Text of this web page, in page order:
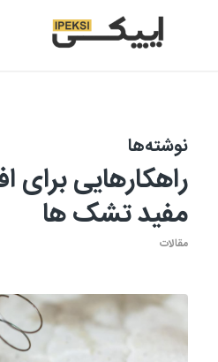
نوشته‌ها
راهکارهایی برای
مفید تشک ها
مقالات